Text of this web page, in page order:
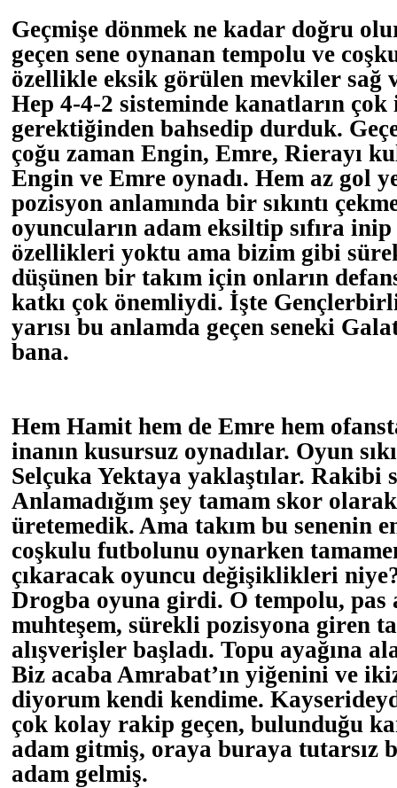
Geçmişe dönmek ne kadar doğru
geçen sene oynanan tempolu ve
özellikle eksik görülen mevkiler sağ
Hep 4-4-2 sisteminde kanatların çok
gerektiğinden bahsedip durduk.
çoğu zaman Engin, Emre, Rierayı
Engin ve Emre oynadı. Hem az gol
pozisyon anlamında bir sıkıntı
oyuncuların adam eksiltip sıfıra
özellikleri yoktu ama bizim gibi
düşünen bir takım için onların
katkı çok önemliydi. İşte
yarısı bu anlamda geçen seneki
bana.
Hem Hamit hem de Emre hem
inanın kusursuz oynadılar. Oyun
Selçuka Yektaya yaklaştılar. Rakibi
Anlamadığım şey tamam skor
üretemedik. Ama takım bu senenin
coşkulu futbolunu oynarken
çıkaracak oyuncu değişiklikleri
Drogba oyuna girdi. O tempolu, pas
muhteşem, sürekli pozisyona giren
alışverişler başladı. Topu ayağına
Biz acaba Amrabat’ın yiğenini ve
diyorum kendi kendime.
çok kolay rakip geçen, bulunduğu
adam gitmiş, oraya buraya tutarsız
adam gelmiş.